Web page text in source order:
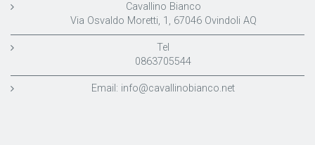
Cavallino Bianco
Via Osvaldo Moretti, 1, 67046 Ovindoli AQ
Tel
0863705544
Email: info@cavallinobianco.net